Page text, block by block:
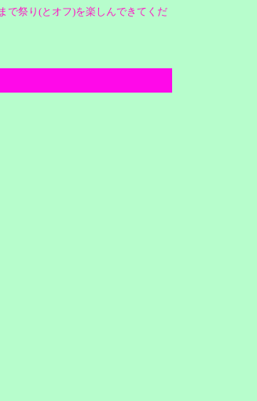
で祭り(とオフ)を楽しんできてくだ